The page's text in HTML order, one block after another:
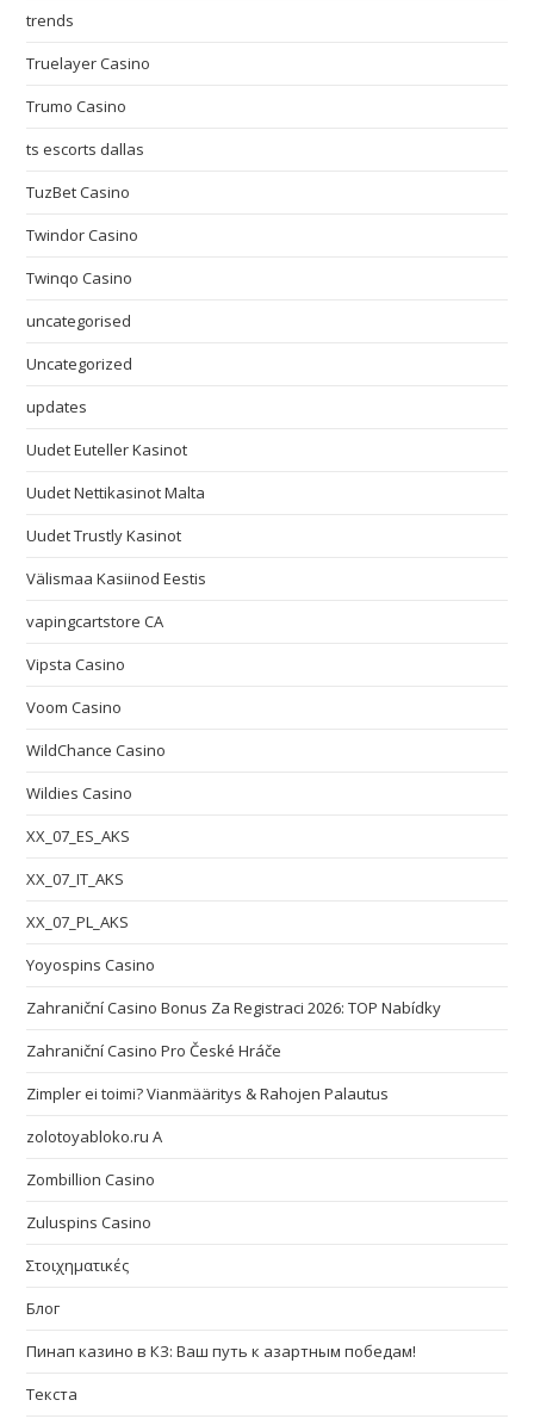
trends
Truelayer Casino
Trumo Casino
ts escorts dallas
TuzBet Casino
Twindor Casino
Twinqo Casino
uncategorised
Uncategorized
updates
Uudet Euteller Kasinot
Uudet Nettikasinot Malta
Uudet Trustly Kasinot
Välismaa Kasiinod Eestis
vapingcartstore CA
Vipsta Casino
Voom Casino
WildChance Casino
Wildies Casino
XX_07_ES_AKS
XX_07_IT_AKS
XX_07_PL_AKS
Yoyospins Casino
Zahraniční Casino Bonus Za Registraci 2026: TOP Nabídky
Zahraniční Casino Pro České Hráče
Zimpler ei toimi? Vianmääritys & Rahojen Palautus
zolotoyabloko.ru A
Zombillion Casino
Zuluspins Casino
Στοιχηματικές
Блог
Пинап казино в КЗ: Ваш путь к азартным победам!
Текста